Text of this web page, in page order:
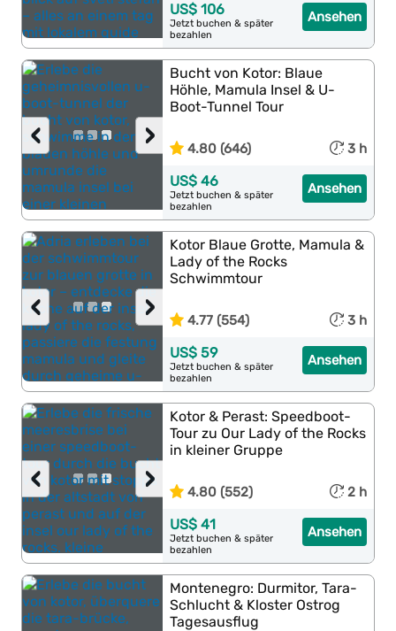
Ansehen
US$ 106
Jetzt buchen & später
bezahlen
›
‹
Bucht von Kotor: Blaue
Höhle, Mamula Insel & U-
Boot-Tunnel Tour
4.80 (646) 3 h
Ansehen
US$ 46
Jetzt buchen & später
bezahlen
›
‹
Kotor Blaue Grotte, Mamula &
Lady of the Rocks
Schwimmtour
4.77 (554) 3 h
Ansehen
US$ 59
Jetzt buchen & später
bezahlen
›
‹
Kotor & Perast: Speedboot-
Tour zu Our Lady of the Rocks
in kleiner Gruppe
4.80 (552) 2 h
Ansehen
US$ 41
Jetzt buchen & später
bezahlen
Montenegro: Durmitor, Tara-
Schlucht & Kloster Ostrog
Tagesausflug